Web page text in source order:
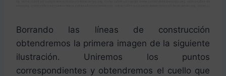
Borrando las líneas de construcción
obtendremos la primera imagen de la siguiente
ilustración. Uniremos los puntos
correspondientes y obtendremos el cuello que